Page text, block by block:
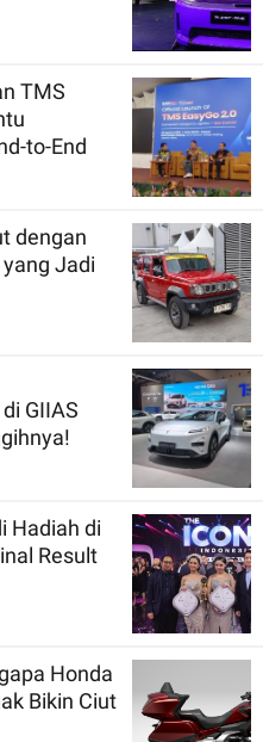
TMS
to-End
dengan
Jadi
GIIAS
Hadiah di
Result
Honda
Bikin Ciut